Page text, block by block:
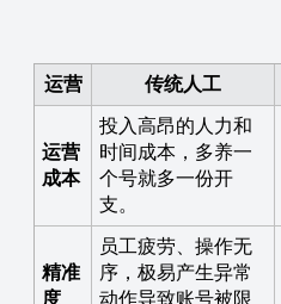
运营 传统人工
运营
成本
投入高昂的人力和
时间成本，多养一
个号就多一份开
支。
精准
度
员工疲劳、操作无
序，极易产生异常
动作导致账号被限